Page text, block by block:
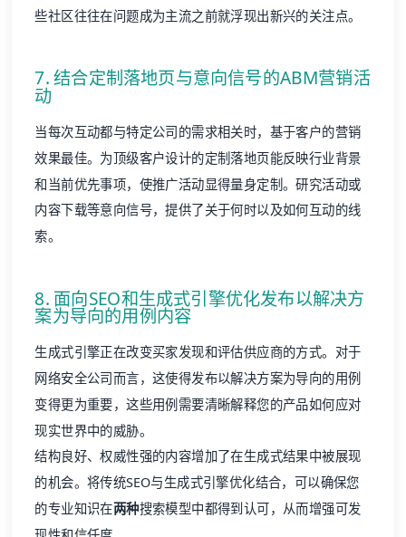
些社区往往在问题成为主流之前就浮现出新兴的关注点。
7. 结合定制落地页与意向信号的ABM营销活
动
当每次互动都与特定公司的需求相关时， 基于客户的营销
效果最佳。为顶级客户设计的定制落地页能反映行业背景
和当前优先事项，使推广活动显得量身定制。研究活动或
内容下载等意向信号，提供了关于何时以及如何互动的线
索。
8. 面向SEO和生成式引擎优化发布以解决方
案为导向的用例内容
生成式引擎正在改变买家发现和评估供应商的方式。对于
网络安全公司而言，这使得发布以解决方案为导向的用例
变得更为重要，这些用例需要清晰解释您的产品如何应对
现实世界中的威胁。
结构良好、权威性强的内容增加了在生成式结果中被展现
的机会。将传统SEO与生成式引擎优化结合，可以确保您
的专业知识在两种搜索模型中都得到认可，从而增强可发